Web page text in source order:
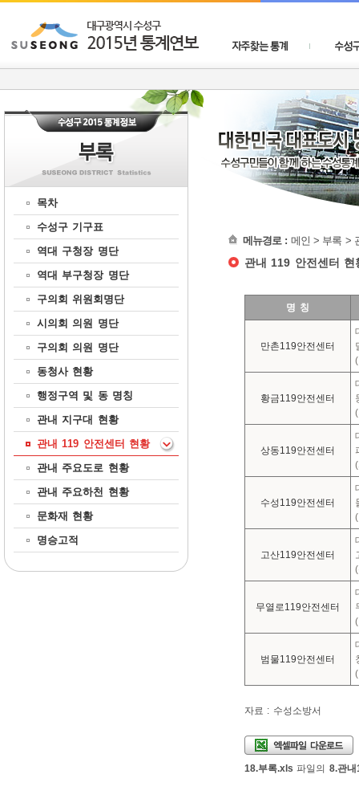
수성구청통계연보
자주찾는 통계
수성
관내 119 안전센터 현
메뉴경로 : 메인 > 부록 >
명 칭
만촌119안전센터
황금119안전센터
상동119안전센터
수성119안전센터
고산119안전센터
무열로119안전센터
범물119안전센터
자료 : 수성소방서
엑셀파일다운로드
18.부록.xls 파일의 8.관내
목차
수성구 기구표
역대 구청장 명단
역대 부구청장 명단
구의회 위원회명단
시의회 의원 명단
구의회 의원 명단
동청사 현황
행정구역 및 동 명칭
관내 지구대 현황
관내 119 안전센터 현황
관내 주요도로 현황
관내 주요하천 현황
문화재 현황
명승고적